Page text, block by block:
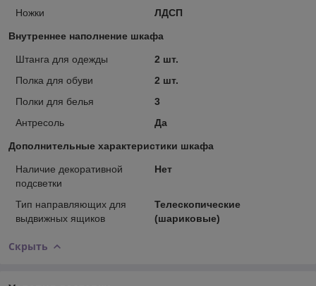
Ножки ЛДСП
Внутреннее наполнение шкафа
Штанга для одежды
2 шт.
Полка для обуви
2 шт.
Полки для белья
3
Антресоль
Да
Дополнительные характеристики шкафа
Наличие декоративной
подсветки
Нет
Тип направляющих для
выдвижных ящиков
Телескопические
(шариковые)
Скрыть